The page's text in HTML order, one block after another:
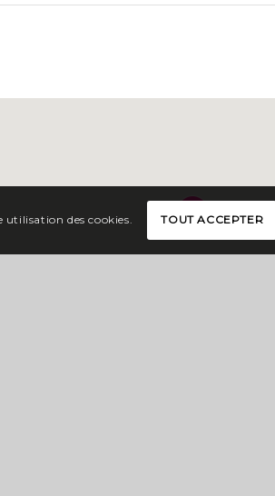
des cookies. TOUT ACCEPTER